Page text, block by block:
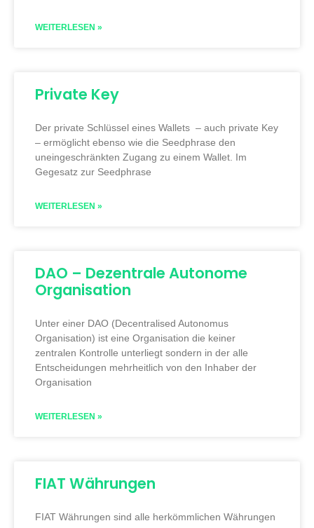
WEITERLESEN »
Private Key
Der private Schlüssel eines Wallets – auch private Key
– ermöglicht ebenso wie die Seedphrase den
uneingeschränkten Zugang zu einem Wallet. Im
Gegesatz zur Seedphrase
WEITERLESEN »
DAO – Dezentrale Autonome
Organisation
Unter einer DAO (Decentralised Autonomus
Organisation) ist eine Organisation die keiner
zentralen Kontrolle unterliegt sondern in der alle
Entscheidungen mehrheitlich von den Inhaber der
Organisation
WEITERLESEN »
FIAT Währungen
FIAT Währungen sind alle herkömmlichen Währungen